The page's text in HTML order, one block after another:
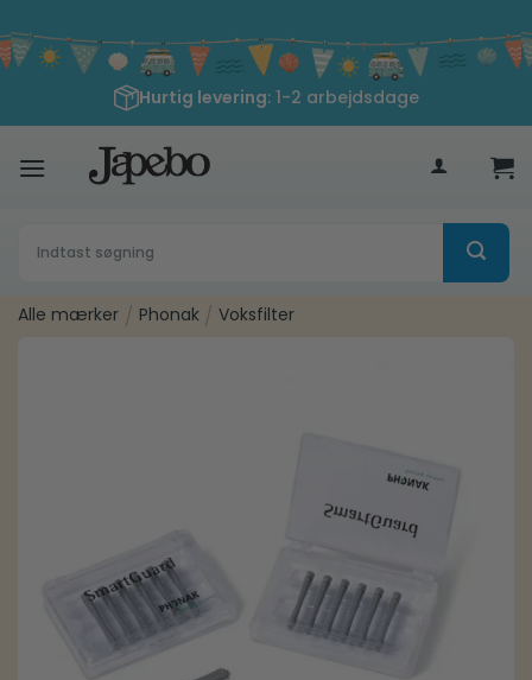
til
indhold
Hurtig levering: 1-2 arbejdsdage
400kr
efter:
Alle mærker / Phonak / Voksfilter